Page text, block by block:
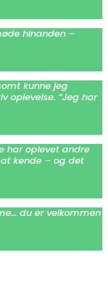
hinanden –
kunne jeg
oplevelse. “Jeg har
har oplevet andre
kende – og det
du er velkommen